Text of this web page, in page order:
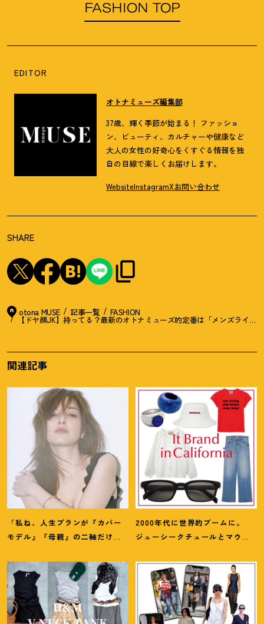
FASHION TOP
EDITOR
オトナミューズ編集部
37歳、輝く季節が始まる！ ファッショ
ン、ビューティ、カルチャーや健康など
大人の女性の好奇心をくすぐる情報を独
自の目線で楽しくお届けします。
WebsiteInstagramXお問い合わせ
SHARE
otona MUSE 記事一覧 FASHION
【ドヤ顔JK】持ってる ？最新のオトナミューズ的定番は「メンズライク
関連記事
「私ね、人生プランが『カバー
モデル』『母親』の二軸だけな
き方】
2000年代に世界的ブームに。
ジューシークチュールとマウ
ド】6選